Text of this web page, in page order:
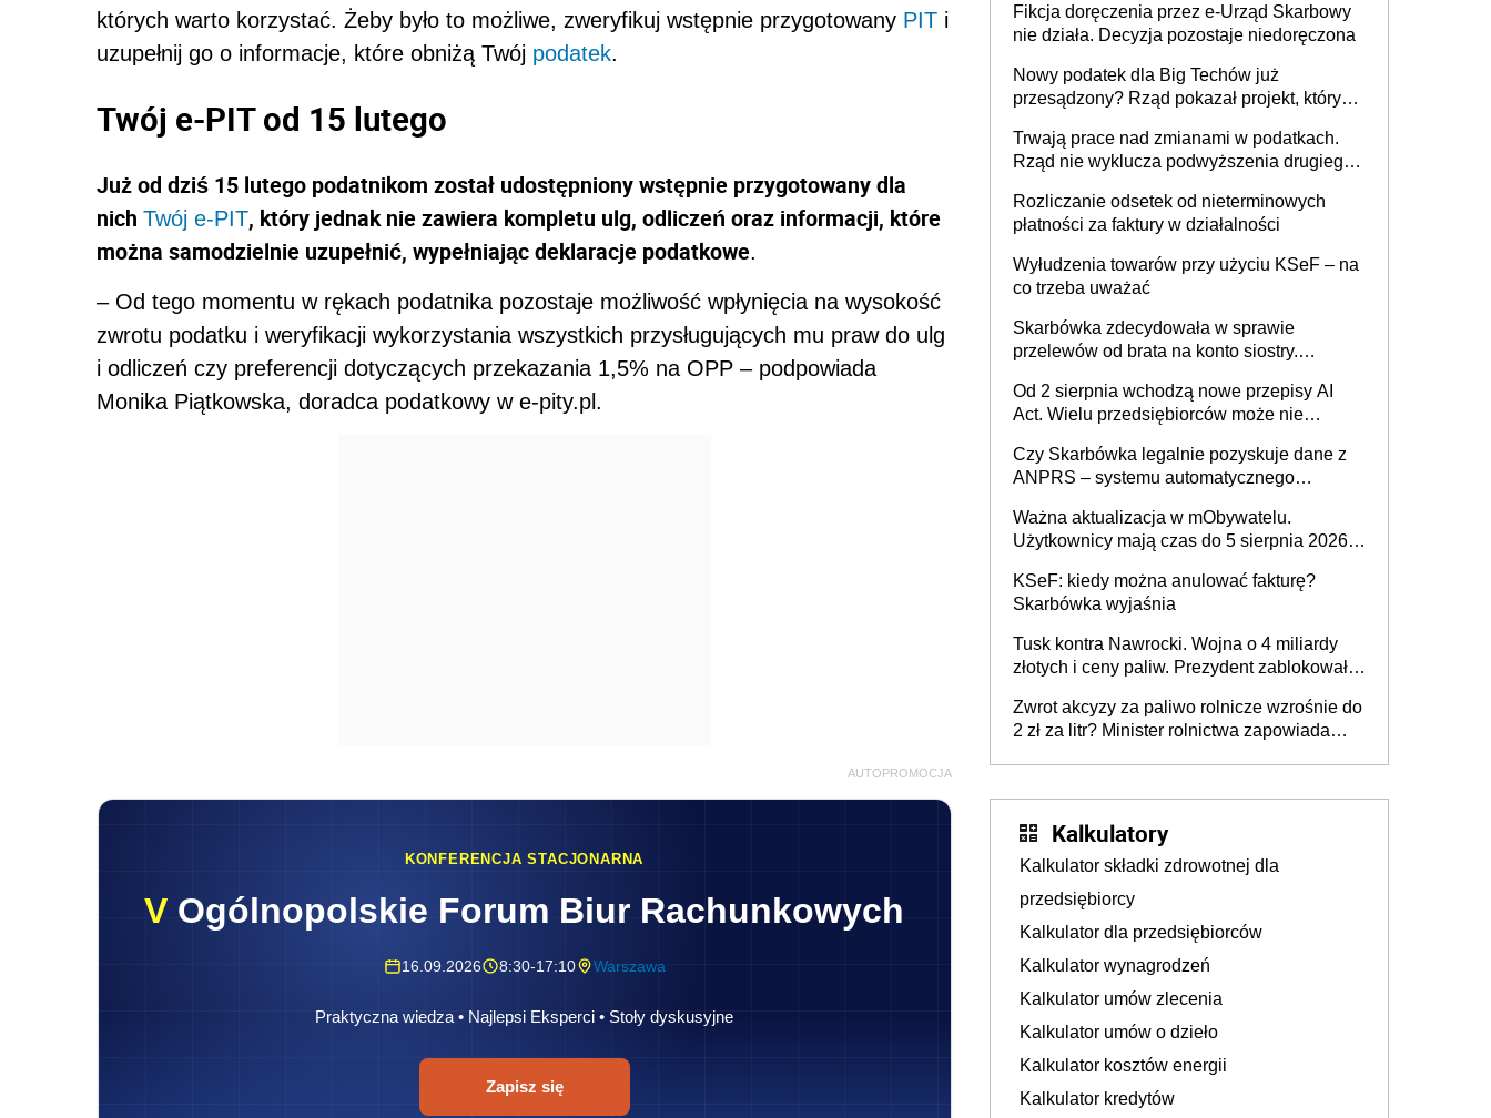
których warto korzystać. Żeby było to możliwe, zweryfikuj wstępnie przygotowany PIT i
uzupełnij go o informacje, które obniżą Twój podatek.
Twój e-PIT od 15 lutego
Już od dziś 15 lutego podatnikom został udostępniony wstępnie przygotowany dla
nich Twój e-PIT, który jednak nie zawiera kompletu ulg, odliczeń oraz informacji, które
można samodzielnie uzupełnić, wypełniając deklaracje podatkowe.
– Od tego momentu w rękach podatnika pozostaje możliwość wpłynięcia na wysokość
zwrotu podatku i weryfikacji wykorzystania wszystkich przysługujących mu praw do ulg
i odliczeń czy preferencji dotyczących przekazania 1,5% na OPP – podpowiada
Monika Piątkowska, doradca podatkowy w e-pity.pl.
AUTOPROMOCJA
KONFERENCJA STACJONARNA
V Ogólnopolskie Forum Biur Rachunkowych
16.09.2026 8:30-17:10 Warszawa
Praktyczna wiedza • Najlepsi Eksperci • Stoły dyskusyjne
Zapisz się
Fikcja doręczenia przez e-Urząd Skarbowy
nie działa. Decyzja pozostaje niedoręczona
Nowy podatek dla Big Techów już
przesądzony? Rząd pokazał projekt, który
Trwają prace nad zmianami w podatkach.
Rząd nie wyklucza podwyższenia drugiego
Rozliczanie odsetek od nieterminowych
płatności za faktury w działalności
Wyłudzenia towarów przy użyciu KSeF – na
co trzeba uważać
Skarbówka zdecydowała w sprawie
przelewów od brata na konto siostry.
darowizna, ale podatku jednak nie będzie
Od 2 sierpnia wchodzą nowe przepisy AI
Act. Wielu przedsiębiorców może nie
Czy Skarbówka legalnie pozyskuje dane z
ANPRS – systemu automatycznego
pojazdów z kamer drogowych?
Ważna aktualizacja w mObywatelu.
Użytkownicy mają czas do 5 sierpnia 2026
KSeF: kiedy można anulować fakturę?
Skarbówka wyjaśnia
Tusk kontra Nawrocki. Wojna o 4 miliardy
złotych i ceny paliw. Prezydent zablokował
wymierzonym we wszystkich polskich
kierowców”
Zwrot akcyzy za paliwo rolnicze wzrośnie do
2 zł za litr? Minister rolnictwa zapowiada
Kalkulatory
Kalkulator składki zdrowotnej dla
przedsiębiorcy
Kalkulator dla przedsiębiorców
Kalkulator wynagrodzeń
Kalkulator umów zlecenia
Kalkulator umów o dzieło
Kalkulator kosztów energii
Kalkulator kredytów